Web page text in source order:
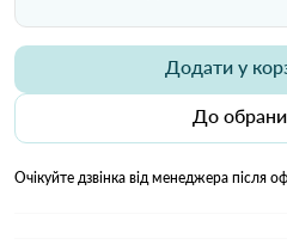
До
Додати у
Очікуйте дзвінка від менеджера після